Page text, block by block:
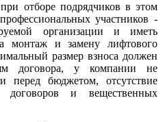
отборе подрядчиков в этом
участников -
организации и иметь
монтаж и замену лифтового
размер взноса должен
договора, у компании не
перед бюджетом, отсутствие
договоров и вещественных